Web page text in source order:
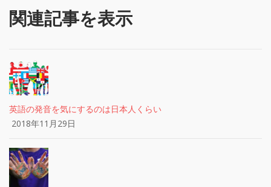
関連記事を表示
英語の発音を気にするのは日本人くらい
2018年11月29日